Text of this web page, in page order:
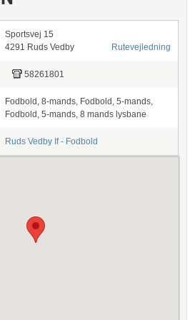
Sportsvej 15
4291 Ruds Vedby
Rutevejledning
58261801
Fodbold, 8-mands, Fodbold, 5-mands,
Fodbold, 5-mands, 8 mands lysbane
Ruds Vedby If - Fodbold